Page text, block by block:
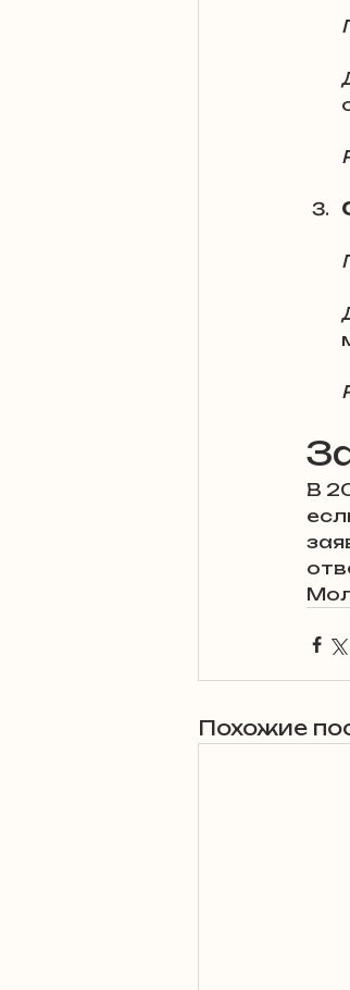
В
Похожие